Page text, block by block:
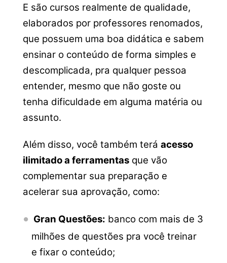
E são cursos realmente de qualidade,
elaborados por professores renomados,
que possuem uma boa didática e sabem
ensinar o conteúdo de forma simples e
descomplicada, pra qualquer pessoa
entender, mesmo que não goste ou
tenha dificuldade em alguma matéria ou
assunto.
Além disso, você também terá acesso
ilimitado a ferramentasque vão
complementar sua preparação e
acelerar sua aprovação, como:
Gran Questões: banco com mais de 3
milhões de questões pra você treinar
e fixar o conteúdo;